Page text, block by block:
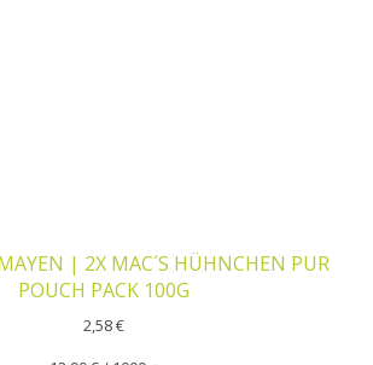
| 2X MAC´S HÜHNCHEN PUR
POUCH PACK 100G
2,58€